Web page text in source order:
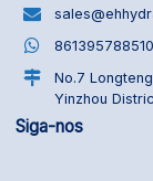
No.7
Yinzhou
Siga-nos